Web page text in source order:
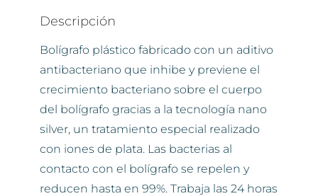
Descripción
Bolígrafo plástico fabricado con un aditivo
antibacteriano que inhibe y previene el
crecimiento bacteriano sobre el cuerpo
del bolígrafo gracias a la tecnología nano
silver, un tratamiento especial realizado
con iones de plata. Las bacterias al
contacto con el bolígrafo se repelen y
reducen hasta en 99%. Trabaja las 24 horas